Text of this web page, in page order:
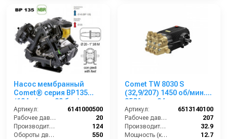
Насос мембранный
Comet® серия ВP135
(124 л/мин; 20 бар); вал
d20 гладкий/шпонка -
ВОМ 13/8
Артикул:
6141000500
Рабочее давление (бар):
20
Производительность (л/мин):
124
Обороты двигателя (об/мин):
550
Comet TW 8030 S
(32,9/207) 1450 об/мин.
85C° вал 24 мм
Артикул:
6513140100
Рабочее давление (бар):
207
Производительность (л/мин):
32.9
Мощность (кВт):
12.7